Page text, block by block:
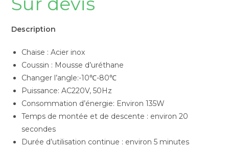
Description
Chaise : Acier inox
Coussin : Mousse d’uréthane
Changer l’angle:-10℃-80℃
Puissance: AC220V, 50Hz
Consommation d’énergie: Environ 135W
Temps de montée et de descente : environ 20
secondes
Durée d’utilisation continue : environ 5 minutes